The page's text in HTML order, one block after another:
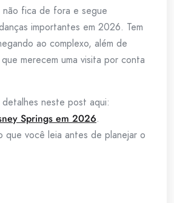
não fica de fora e segue
importantes em 2026. Tem
ao complexo, além de
merecem uma visita por conta
neste post aqui:
Springs em 2026.
que você leia antes de planejar o